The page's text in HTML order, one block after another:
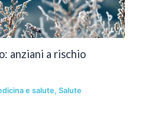
anziani a rischio
e salute,Salute